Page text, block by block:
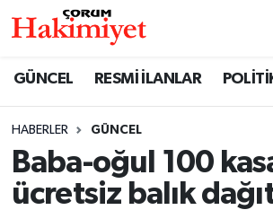
GÜNCEL RESMİ İLANLAR
HABERLER GÜNCEL
Baba-oğul 100
ücretsiz balık
SAĞLIK
ASAYİŞ
Nöbetçi Eczaneler
Çorum Namaz Vakitleri
Trafik Durumu